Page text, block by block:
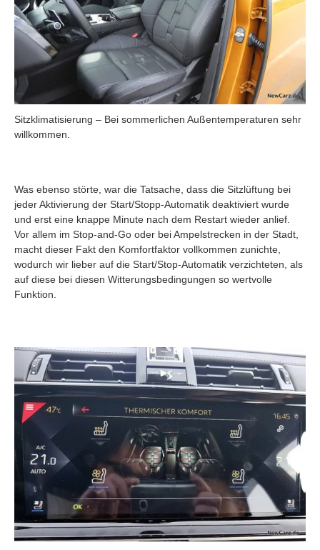
Sitzklimatisierung – Bei sommerlichen Außentemperaturen sehr
willkommen.
Was ebenso störte, war die Tatsache, dass die Sitzlüftung bei
jeder Aktivierung der Start/Stopp-Automatik deaktiviert wurde
und erst eine knappe Minute nach dem Restart wieder anlief.
Vor allem im Stop-and-Go oder bei Ampelstrecken in der Stadt,
macht dieser Fakt den Komfortfaktor vollkommen zunichte,
wodurch wir lieber auf die Start/Stop-Automatik verzichteten, als
auf diese bei diesen Witterungsbedingungen so wertvolle
Funktion.